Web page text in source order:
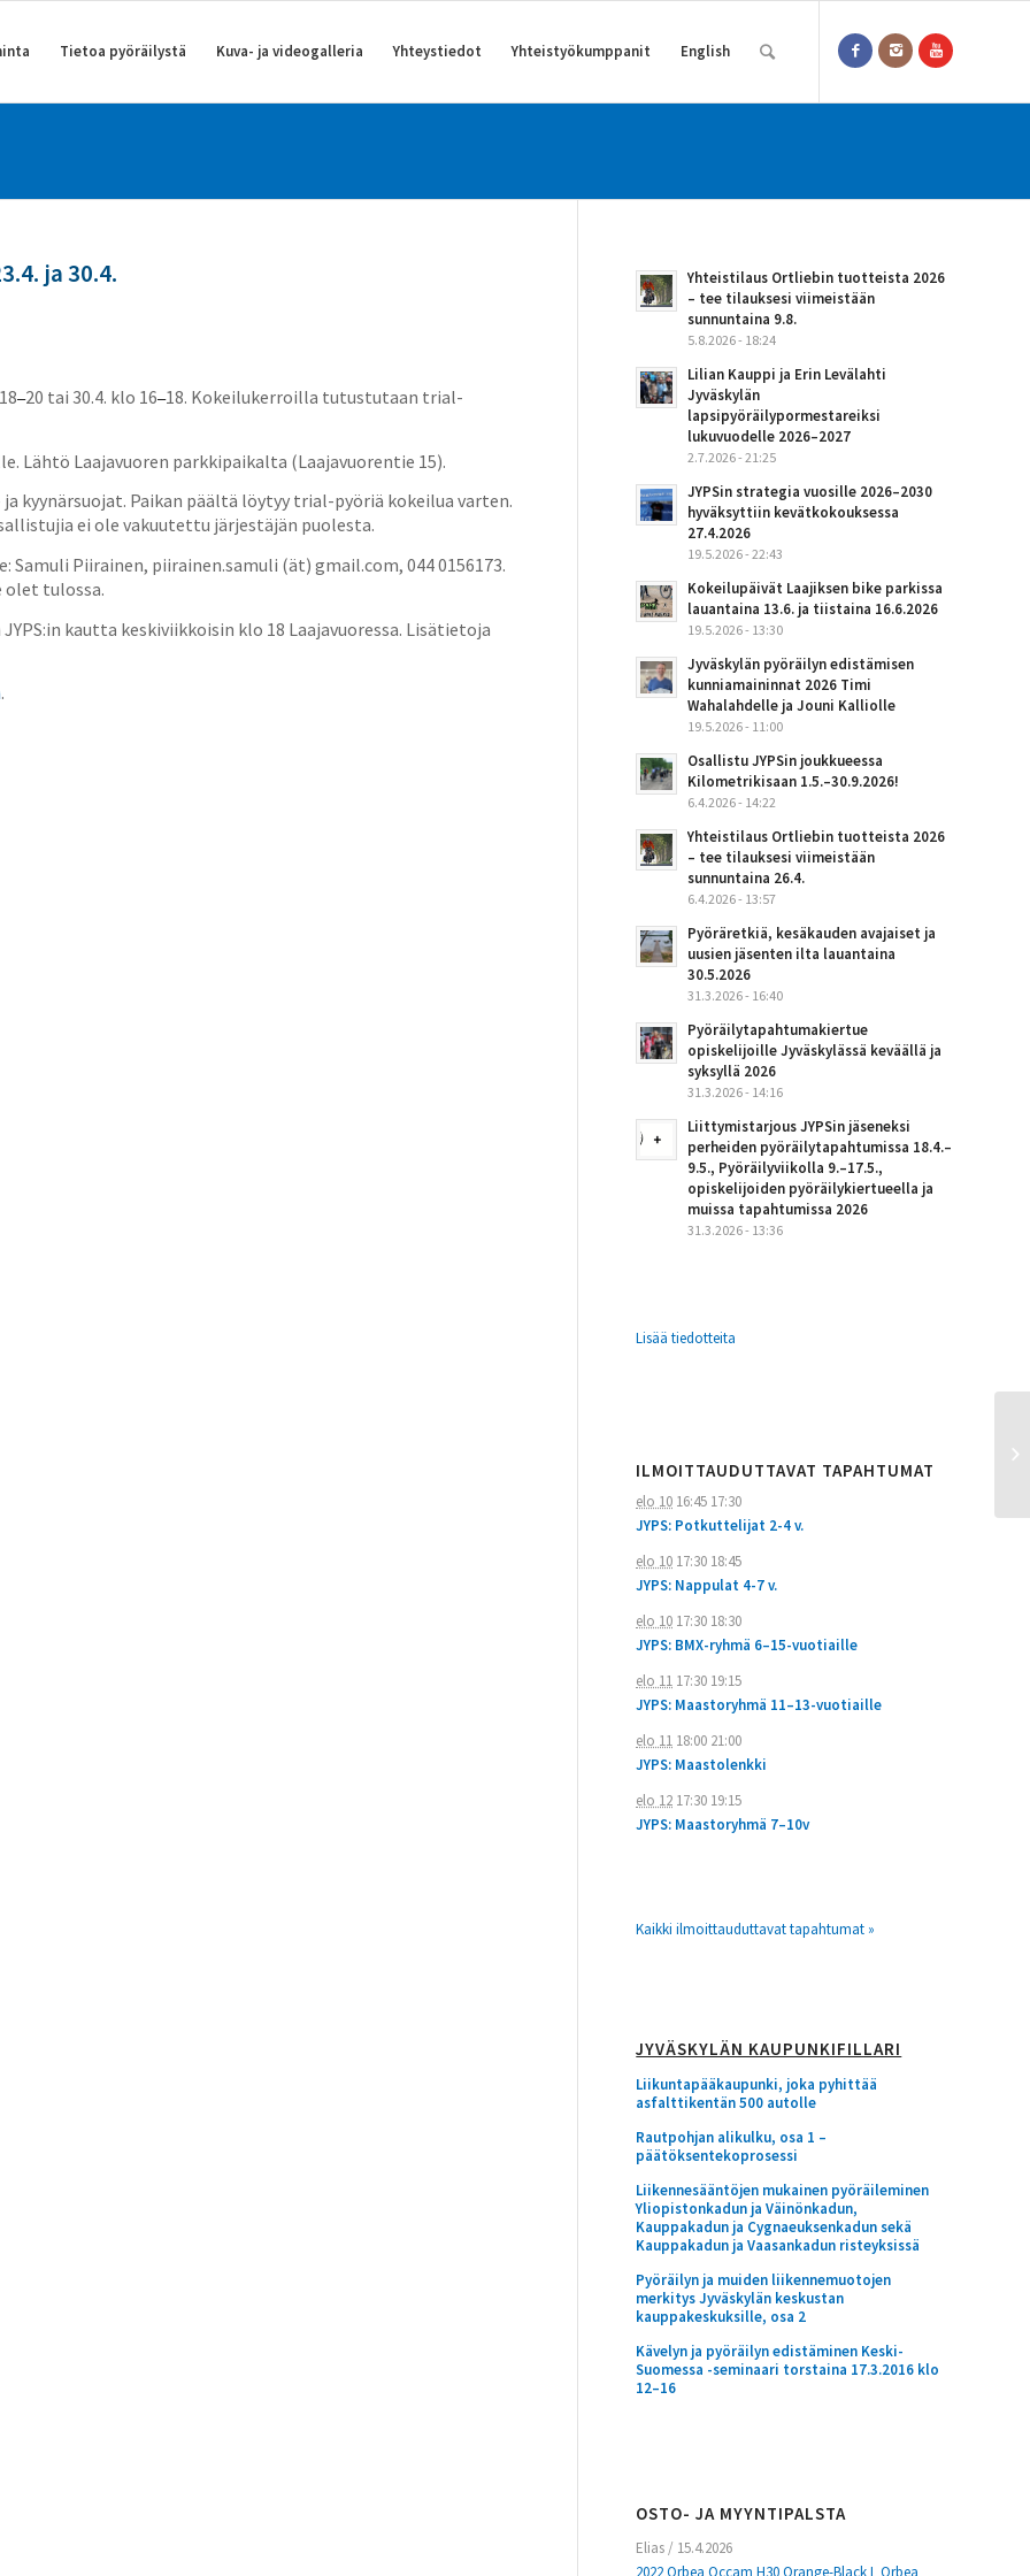
Tietoa pyöräilystä Kuva- ja videogalleria Yhteystiedot Yhteistyökumppanit English
ja 30.4.
–20 tai 30.4. klo 16–18. Kokeilukerroilla tutustutaan trial-
Lähtö Laajavuoren parkkipaikalta (Laajavuorentie 15).
kyynärsuojat. Paikan päältä löytyy trial-pyöriä kokeilua varten.
ei ole vakuutettu järjestäjän puolesta.
Samuli Piirainen, piirainen.samuli (ät) gmail.com, 044 0156173.
tulossa.
kautta keskiviikkoisin klo 18 Laajavuoressa. Lisätietoja
.
Yhteistilaus Ortliebin tuotteista 2026
– tee tilauksesi viimeistään
sunnuntaina 9.8.
5.8.2026 - 18:24
Lilian Kauppi ja Erin Levälahti
Jyväskylän
lapsipyöräilypormestareiksi
lukuvuodelle 2026–2027
2.7.2026 - 21:25
JYPSin strategia vuosille 2026–2030
hyväksyttiin kevätkokouksessa
27.4.2026
19.5.2026 - 22:43
Kokeilupäivät Laajiksen bike parkissa
lauantaina 13.6. ja tiistaina 16.6.2026
19.5.2026 - 13:30
Jyväskylän pyöräilyn edistämisen
kunniamaininnat 2026 Timi
Wahalahdelle ja Jouni Kalliolle
19.5.2026 - 11:00
Osallistu JYPSin joukkueessa
Kilometrikisaan 1.5.–30.9.2026!
6.4.2026 - 14:22
Yhteistilaus Ortliebin tuotteista 2026
– tee tilauksesi viimeistään
sunnuntaina 26.4.
6.4.2026 - 13:57
Pyöräretkiä, kesäkauden avajaiset ja
uusien jäsenten ilta lauantaina
30.5.2026
31.3.2026 - 16:40
Pyöräilytapahtumakiertue
opiskelijoille Jyväskylässä keväällä ja
syksyllä 2026
31.3.2026 - 14:16
Liittymistarjous JYPSin jäseneksi
perheiden pyöräilytapahtumissa 18.4.–
9.5., Pyöräilyviikolla 9.–17.5.,
opiskelijoiden pyöräilykiertueella ja
muissa tapahtumissa 2026
31.3.2026 - 13:36
Lisää tiedotteita
ILMOITTAUDUTTAVAT TAPAHTUMAT
elo 10 16:45 17:30
JYPS: Potkuttelijat 2-4 v.
elo 10 17:30 18:45
JYPS: Nappulat 4-7 v.
elo 10 17:30 18:30
JYPS: BMX-ryhmä 6–15-vuotiaille
elo 11 17:30 19:15
JYPS: Maastoryhmä 11–13-vuotiaille
elo 11 18:00 21:00
JYPS: Maastolenkki
elo 12 17:30 19:15
JYPS: Maastoryhmä 7–10v
Kaikki ilmoittauduttavat tapahtumat »
JYVÄSKYLÄN KAUPUNKIFILLARI
Liikuntapääkaupunki, joka pyhittää
asfalttikentän 500 autolle
Rautpohjan alikulku, osa 1 –
päätöksentekoprosessi
Liikennesääntöjen mukainen pyöräileminen
Yliopistonkadun ja Väinönkadun,
Kauppakadun ja Cygnaeuksenkadun sekä
Kauppakadun ja Vaasankadun risteyksissä
Pyöräilyn ja muiden liikennemuotojen
merkitys Jyväskylän keskustan
kauppakeskuksille, osa 2
Kävelyn ja pyöräilyn edistäminen Keski-
Suomessa -seminaari torstaina 17.3.2016 klo
12–16
OSTO- JA MYYNTIPALSTA
Elias / 15.4.2026
2022 Orbea Occam H30 Orange-Black L Orbea